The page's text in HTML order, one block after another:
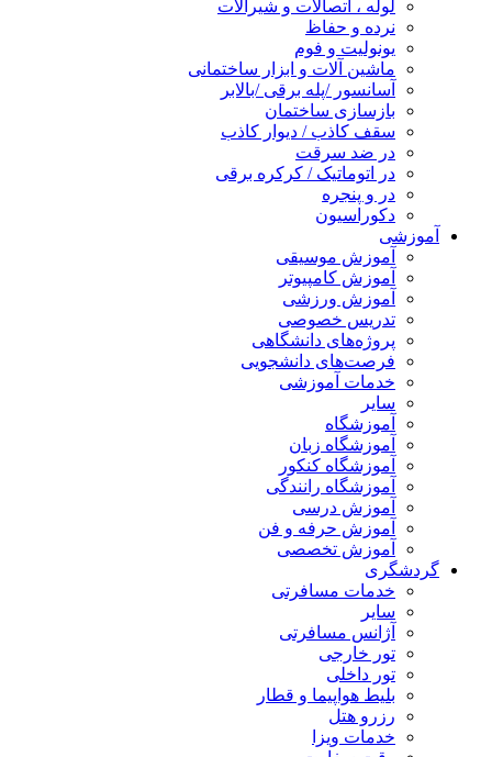
لوله ، اتصالات و شیرآلات
نرده و حفاظ
یونولیت و فوم
ماشین آلات و ابزار ساختمانی
آسانسور /پله برقی /بالابر
بازسازی ساختمان
سقف کاذب / دیوار کاذب
در ضد سرقت
در اتوماتیک / کرکره برقی
در و پنجره
دکوراسیون
آموزشی
آموزش موسیقی
آموزش کامپیوتر
آموزش ورزشی
تدریس خصوصی
پروژه‌های دانشگاهی
فرصت‌های دانشجویی
خدمات آموزشی
سایر
آموزشگاه
آموزشگاه زبان
آموزشگاه کنکور
آموزشگاه رانندگی
آموزش درسی
آموزش حرفه و فن
آموزش تخصصی
گردشگری
خدمات مسافرتی
سایر
آژانس مسافرتی
تور خارجی
تور داخلی
بلیط هواپیما و قطار
رزرو هتل
خدمات ویزا